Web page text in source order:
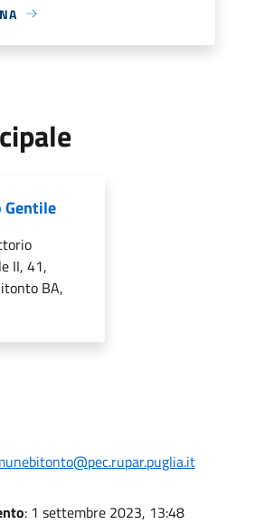
Gentile
II, 41,
BA,
: 1 settembre 2023, 13:48